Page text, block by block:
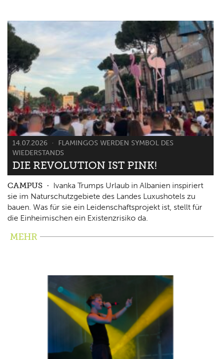
14.07.2026
FLAMINGOS WERDEN SYMBOL DES
WIEDERSTANDS
DIE REVOLUTION IST PINK!
CAMPUS
Ivanka Trumps Urlaub in Albanien inspiriert
sie im Naturschutzgebiete des Landes Luxushotels zu
bauen. Was für sie ein Leidenschaftsprojekt ist, stellt für
die Einheimischen ein Existenzrisiko da.
MEHR